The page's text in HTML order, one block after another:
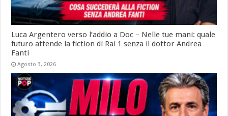
Luca Argentero verso l’addio a Doc – Nelle tue mani: quale
futuro attende la fiction di Rai 1 senza il dottor Andrea
Fanti
Agosto 3, 2026